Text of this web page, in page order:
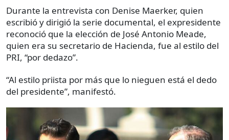
Durante la entrevista con Denise Maerker, quien
escribió y dirigió la serie documental, el expresidente
reconoció que la elección de José Antonio Meade,
quien era su secretario de Hacienda, fue al estilo del
PRI, “por dedazo”.
“Al estilo priista por más que lo nieguen está el dedo
del presidente”, manifestó.